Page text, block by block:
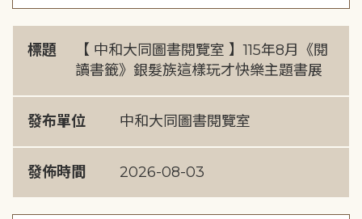
標題
【 中和大同圖書閱覽室 】115年8月《閱
讀書籤》銀髮族這樣玩才快樂主題書展
發布單位 中和大同圖書閱覽室
發佈時間 2026-08-03